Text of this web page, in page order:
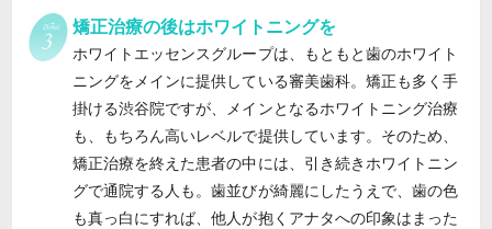
矯正治療の後はホワイトニングを
ホワイトエッセンスグループは、もともと歯のホワイト
ニングをメインに提供している審美歯科。矯正も多く手
掛ける渋谷院ですが、メインとなるホワイトニング治療
も、もちろん高いレベルで提供しています。そのため、
矯正治療を終えた患者の中には、引き続きホワイトニン
グで通院する人も。歯並びが綺麗にしたうえで、歯の色
も真っ白にすれば、他人が抱くアナタへの印象はまった